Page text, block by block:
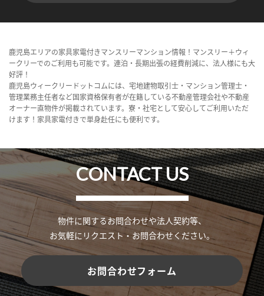
鹿児島エリアの家具家電付きマンスリーマンション情報！マンスリー＋ウィ
ークリーでのご利用も可能です。連泊・長期出張の経費削減に、法人様にも大
好評！
鹿児島ウィークリードットコムには、宅地建物取引士・マンション管理士・
管理業務主任者など国家資格保有者が在籍している不動産管理会社や不動産
オーナー直物件が掲載されています。寮・社宅として安心してご利用いただ
けます！家具家電付きで単身赴任にも便利です。
CONTACT US
物件に関するお問合わせや法人契約等、
お気軽にリクエスト・お問合わせください。
お問合わせフォーム